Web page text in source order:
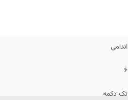
اندامی
6
تک دکمه